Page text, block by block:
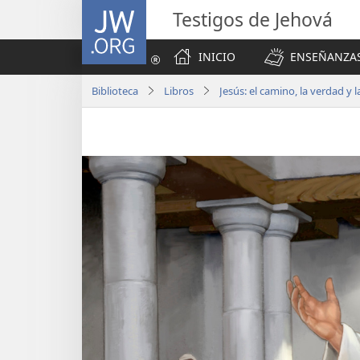
JW.ORG Testigos de Jehová
INICIO
Biblioteca Libros Jesús: el camino, la verdad y